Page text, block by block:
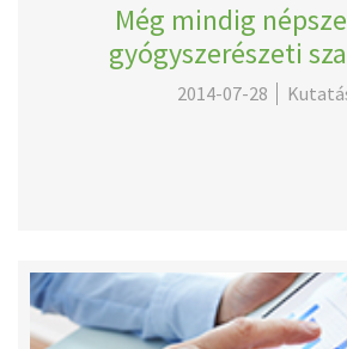
Még mindig
gyógyszerészeti
2014-07-28